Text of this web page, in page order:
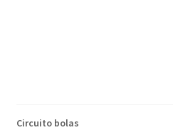
Circuito bolas